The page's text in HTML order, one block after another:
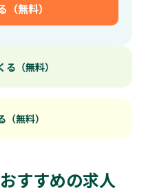
（無料）
（無料）
無料）
すすめの求人